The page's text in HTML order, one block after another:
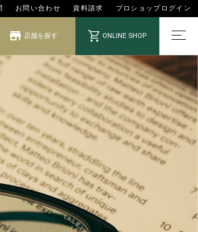
お問い合わせ 資料請求 プロショップログイン
店舗を探す ONLINE SHOP